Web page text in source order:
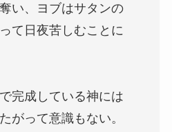
い、ヨブはサタンの
て日夜苦しむことに
完成している神には
がって意識もない。